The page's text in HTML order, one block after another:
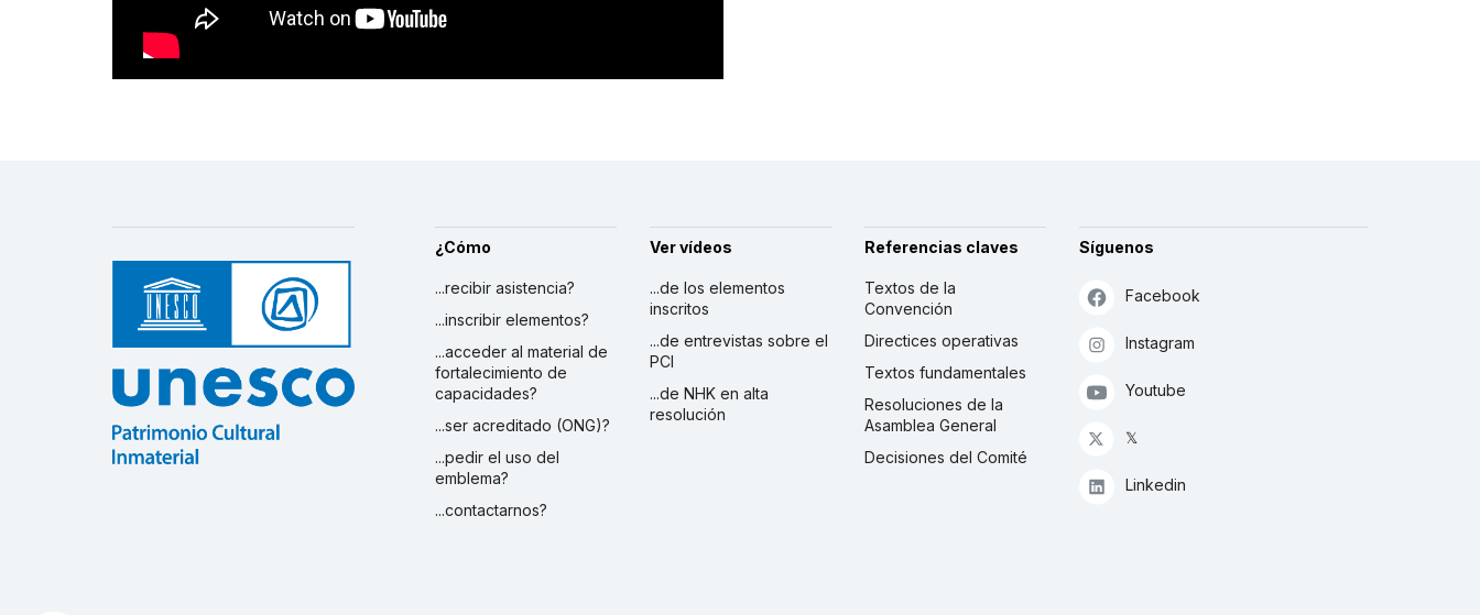
¿Cómo
...recibir asistencia?
...inscribir elementos?
...acceder al material de
fortalecimiento de
capacidades?
...ser acreditado (ONG)?
...pedir el uso del
emblema?
...contactarnos?
Ver vídeos
...de los elementos
inscritos
...de entrevistas sobre el
PCI
...de NHK en alta
resolución
Referencias claves
Textos de la
Convención
Directices operativas
Textos fundamentales
Resoluciones de la
Asamblea General
Decisiones del Comité
Síguenos
Facebook
Instagram
Youtube
𝕏
Linkedin